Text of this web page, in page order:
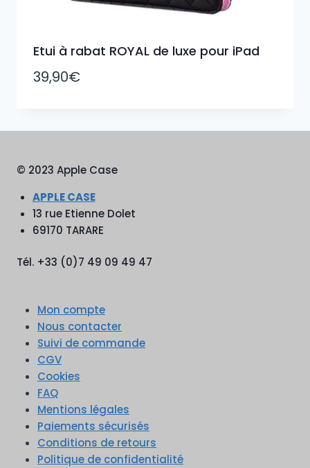
Etui à rabat ROYAL de luxe pour iPad
39,90€
© 2023 Apple Case
APPLE CASE
13 rue Etienne Dolet
69170 TARARE
Tél. +33 (0)7 49 09 49 47
Mon compte
Nous contacter
Suivi de commande
CGV
Cookies
FAQ
Mentions légales
Paiements sécurisés
Conditions de retours
Politique de confidentialité